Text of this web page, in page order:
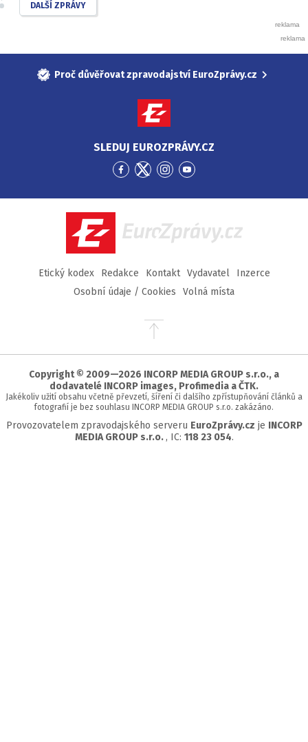
DALŠÍ ZPRÁVY
Proč důvěřovat zpravodajství EuroZprávy.cz
SLEDUJ EUROZPRÁVY.CZ
Přejít
Facebook
Přejít
Twitter
Přejít
Instagram
Přejít
YouTube
EuroZprávy.cz
Etický kodex Redakce Kontakt Vydavatel
Inzerce
Osobní údaje / Cookies
Volná místa
Přejít
stránky
Copyright © 2009—2026 INCORP MEDIA GROUP s.r.o., a
dodavatelé INCORP images, Profimedia a ČTK.
Jakékoliv užití obsahu včetně převzetí, šíření či dalšího zpřístupňování článků a
fotografií je bez souhlasu INCORP MEDIA GROUP s.r.o. zakázáno.
Provozovatelem zpravodajského serveru EuroZprávy.cz je INCORP
MEDIA GROUP s.r.o. , IC: 118 23 054.